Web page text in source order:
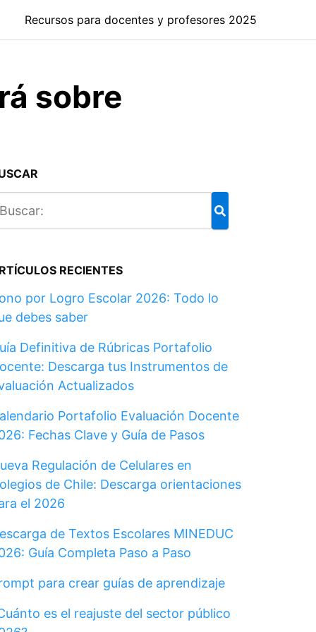
Recursos para docentes y profesores 2025
sobre
RECIENTES
por Logro Escolar 2026: Todo lo
debes saber
Definitiva de Rúbricas Portafolio
Descarga tus Instrumentos de
Actualizados
Portafolio Evaluación Docente
Fechas Clave y Guía de Pasos
Regulación de Celulares en
de Chile: Descarga orientaciones
el 2026
de Textos Escolares MINEDUC
Guía Completa Paso a Paso
para crear guías de aprendizaje
es el reajuste del sector público